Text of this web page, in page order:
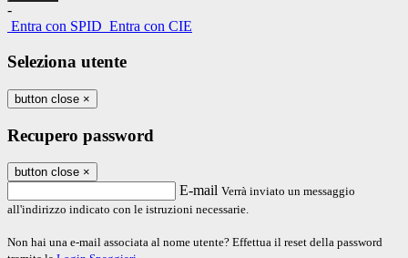
-
Entra con SPID Entra con CIE
Seleziona utente
button close ×
Recupero password
button close ×
E-mail Verrà inviato un messaggio
all'indirizzo indicato con le istruzioni necessarie.
Non hai una e-mail associata al nome utente? Effettua il reset della password